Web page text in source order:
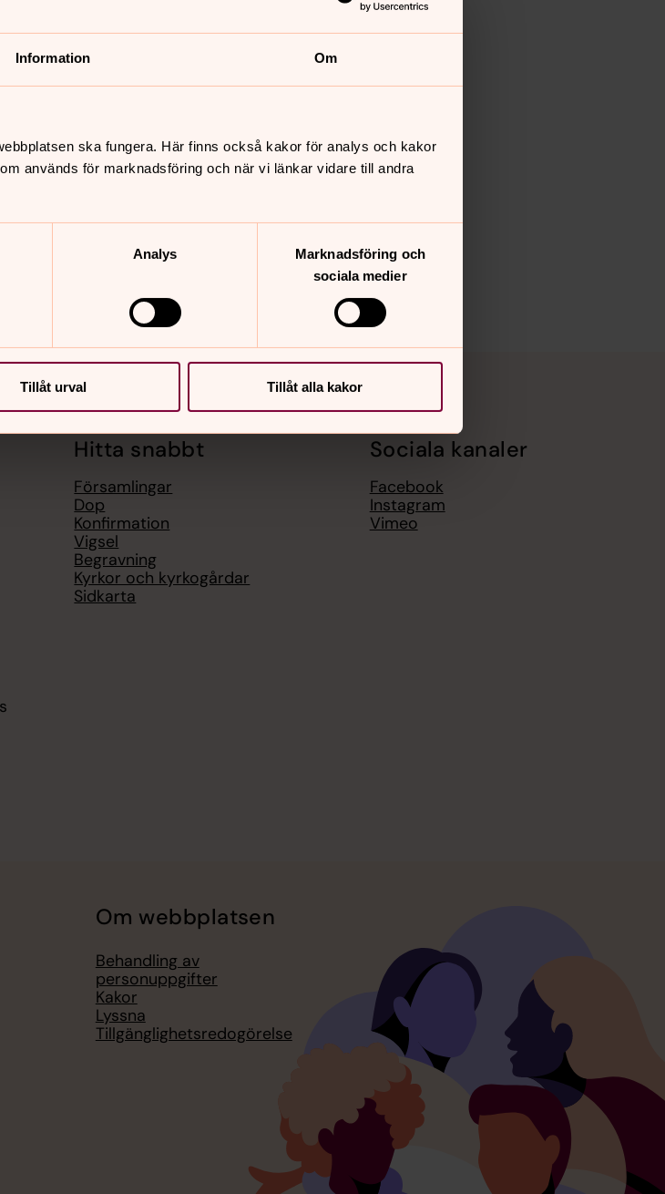
Information Om
ska fungera. Här finns också kakor för analys och kakor
används för marknadsföring och när vi länkar vidare till andra
Analys
Marknadsföring och
sociala medier
Tillåt urval Tillåt alla kakor
Nöbbelövs
Hitta snabbt
Församlingar
Dop
Konfirmation
Vigsel
Begravning
Kyrkor och kyrkogårdar
Sidkarta
Sociala kanaler
Facebook
Instagram
Vimeo
Om webbplatsen
Behandling av
personuppgifter
Kakor
Lyssna
Tillgänglighetsredogörelse